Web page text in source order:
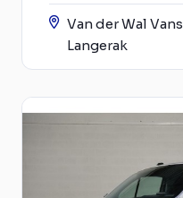
Van der Wal Vans
Langerak